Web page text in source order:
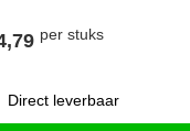
per stuks
Direct leverbaar